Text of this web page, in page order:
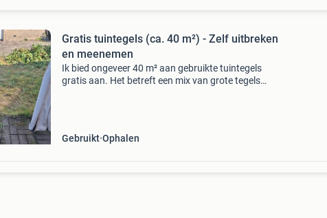
Gratis tuintegels (ca. 40 m²) - Zelf uitbreken
en meenemen
Ik bied ongeveer 40 m² aan gebruikte tuintegels
gratis aan. Het betreft een mix van grote tegels
Gebruikt Ophalen